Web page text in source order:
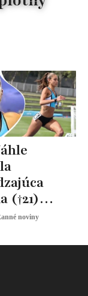
(†21)
noviny